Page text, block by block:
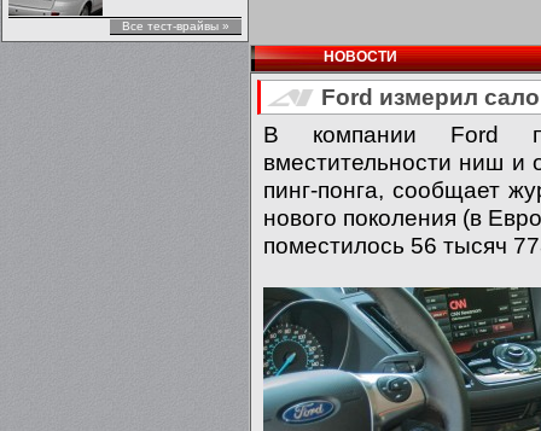
Все тест-врайвы »
НОВОСТИ
Ford измерил
В компании Ford
вместительности ниш
пинг-понга, сообщает
нового поколения (в
поместилось 56 тысяч